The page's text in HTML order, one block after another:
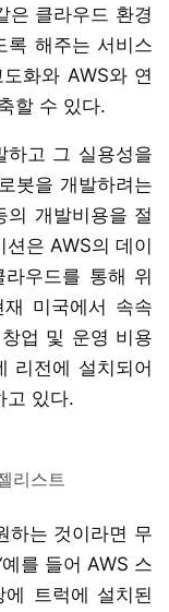
은 클라우드 환경
록 해주는 서비스
화와 AWS와 연
할 수 있다.
하고 그 실용성을
봇을 개발하려는
의 개발비용을 절
은 AWS의 데이
우드를 통해 위
미국에서 속속
업 및 운영 비용
리전에 설치되어
고 있다.
리스트
하는 것이라면 무
를 들어 AWS 스
트럭에 설치된